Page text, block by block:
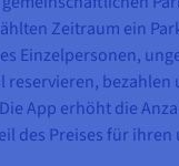
Zeitraum ein
Einzelpersonen,
App erhöht die
des Preises für